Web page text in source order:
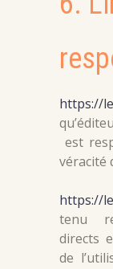
https://
est
véracité
https://
tenu
directs
de